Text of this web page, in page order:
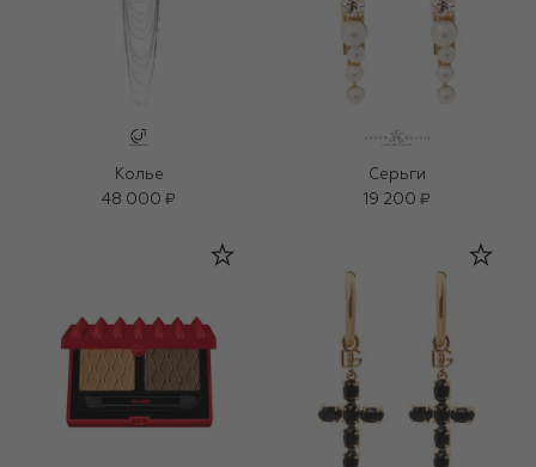
Колье
48 000 ₽
Серьги
19 200 ₽